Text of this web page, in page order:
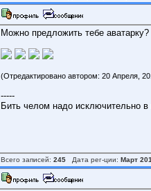
Можно предложить тебе аватарку?
(Отредактировано автором: 20 Апреля,
-----
Бить челом надо исключительно в
Всего записей: 245 Дата рег-ции: Март